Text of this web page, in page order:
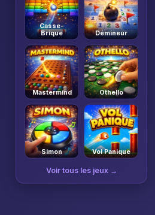
Casse-
Brique
Démineur
Mastermind Othello
Simon Vol Panique
Voir tous les jeux →